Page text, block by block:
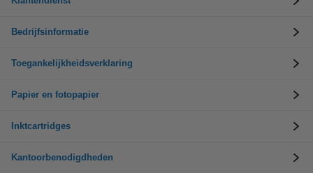
Bedrijfsinformatie
Toegankelijkheidsverklaring
Papier en fotopapier
Inktcartridges
Kantoorbenodigdheden